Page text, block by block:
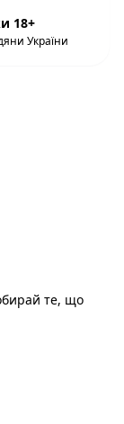
18+
України
те, що